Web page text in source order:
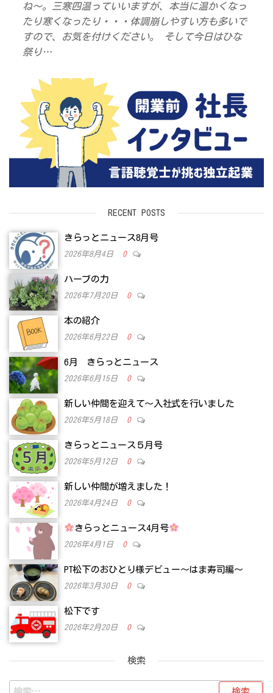
ね～。三寒四温っていいますが、本当に温かくなっ
たり寒くなったり・・・体調崩しやすい方も多いで
すので、お気を付けください。 そして今日はひな
祭り…
RECENT POSTS
きらっとニュース8月号
2026年8月4日 0
ハーブの力
2026年7月20日 0
本の紹介
2026年6月22日 0
6月 きらっとニュース
2026年6月15日 0
新しい仲間を迎えて～入社式を行いました
2026年5月18日 0
きらっとニュース５月号
2026年5月12日 0
新しい仲間が増えました！
2026年4月24日 0
きらっとニュース4月号
2026年4月1日 0
PT松下のおひとり様デビュー～はま寿司編～
2026年3月30日 0
松下です
2026年2月20日 0
検索
検